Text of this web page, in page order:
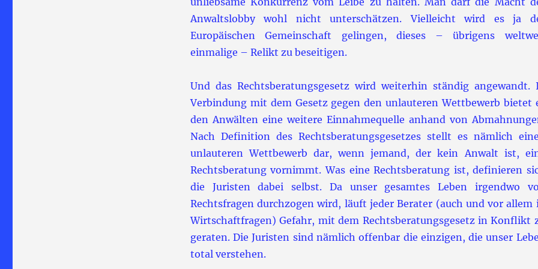
Anwaltslobby wohl nicht unterschätzen. Vielleicht wird es ja
Europäischen Gemeinschaft gelingen, dieses – übrigens
einmalige – Relikt zu beseitigen.
Und das Rechtsberatungsgesetz wird weiterhin ständig angewandt.
Verbindung mit dem Gesetz gegen den unlauteren Wettbewerb bietet
den Anwälten eine weitere Einnahmequelle anhand von
Nach Definition des Rechtsberatungsgesetzes stellt es nämlich
unlauteren Wettbewerb dar, wenn jemand, der kein Anwalt ist,
Rechtsberatung vornimmt. Was eine Rechtsberatung ist, definieren
die Juristen dabei selbst. Da unser gesamtes Leben irgendwo
Rechtsfragen durchzogen wird, läuft jeder Berater (auch und vor allem
Wirtschaftfragen) Gefahr, mit dem Rechtsberatungsgesetz in Konflikt
geraten. Die Juristen sind nämlich offenbar die einzigen, die unser
total verstehen.